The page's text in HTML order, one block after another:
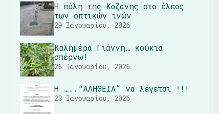
Η πόλη της Κοζάνης στο έλεος
των οπτικών ινών
29 Ιανουαρίου, 2026
Καλημέρα Γιάννη… κούκια
σπέρνω!
26 Ιανουαρίου, 2026
Η …..“ΑΛΗΘΕΙΑ” να λέγεται !!!
23 Ιανουαρίου, 2026